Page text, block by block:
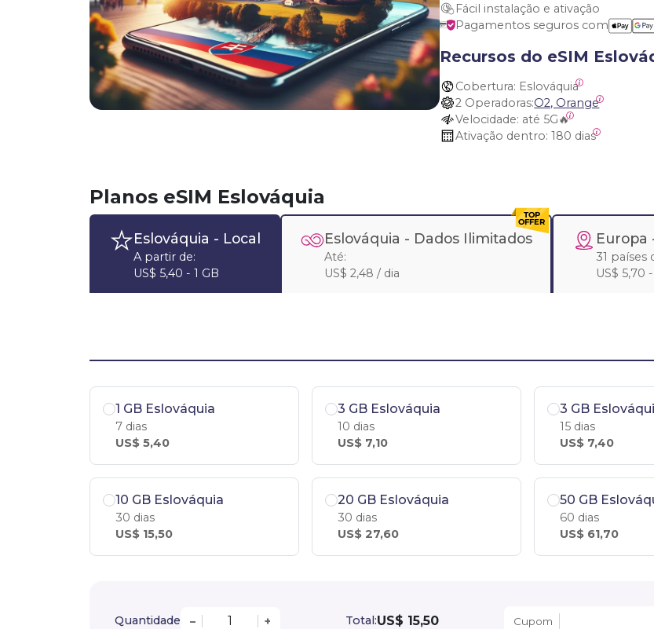
Fácil instalação e ativação
Pagamentos seguros com
Recursos do eSIM
Cobertura: Eslováquia
2 Operadoras:O2, Orange
Velocidade: até 5G🔥
Ativação dentro: 180 dias
Planos eSIM Eslováquia
Eslováquia - Local
A partir de:
US$ 5,40 - 1 GB
Eslováquia - Dados Ilimitados
Até:
US$ 2,48 / dia
Europa
31 países
US$ 5,70
1 GB Eslováquia
7 dias
US$ 5,40
3 GB Eslováquia
10 dias
US$ 7,10
3 GB
15 dias
US$ 7,40
10 GB Eslováquia
30 dias
US$ 15,50
20 GB Eslováquia
30 dias
US$ 27,60
50 GB
60 dias
US$ 61,70
Quantidade – + Total:US$ 15,50 Cupom